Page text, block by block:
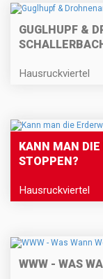
GUGLHUPF &
Hausruckviertel
KANN MAN DIE
STOPPEN?
Hausruckviertel
WWW - WAS